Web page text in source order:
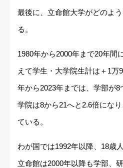
最後に、立命館大学がどのよ
る。
1980年から2000年まで20年間
えて学生・大学院生計は＋1万
年から2023年までは、学部が
学院は8から21へと2.6倍にな
ている。
わが国では1992年以降、18歳
立命館は2000年以降も学部、